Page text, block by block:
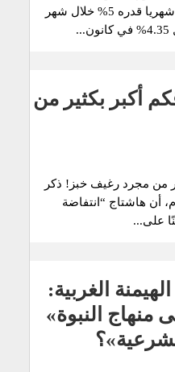
تسجيل التضخم الأساسي معدلا شهريا قدره 5% خلال شهر
أكبر بكثير من
من مجرد رغيف خبز! ذكر
موقع مصراوي الأربعاء 2017/3/8م، أن هاشتاج “انتفاضة
على...
الغربية:
منهاج النبوة»